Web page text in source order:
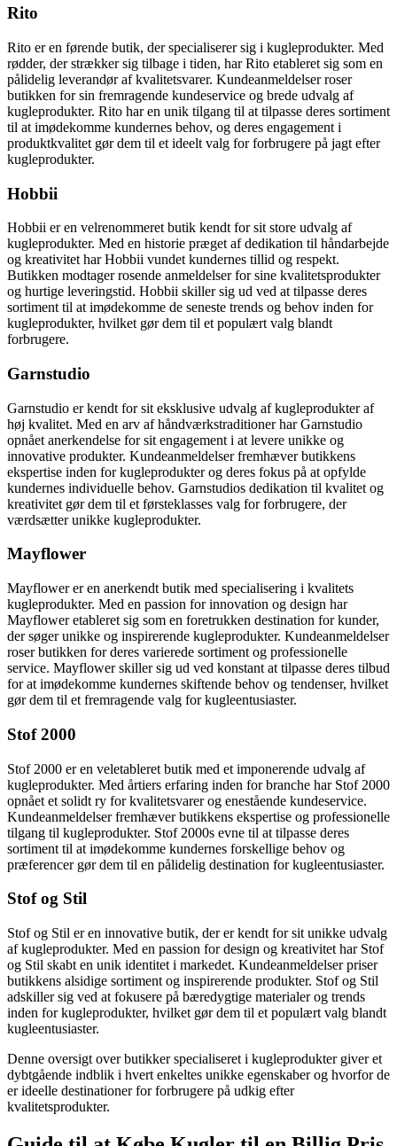
Rito
Rito er en førende butik, der specialiserer sig i kugleprodukter. Med
rødder, der strækker sig tilbage i tiden, har Rito etableret sig som en
pålidelig leverandør af kvalitetsvarer. Kundeanmeldelser roser
butikken for sin fremragende kundeservice og brede udvalg af
kugleprodukter. Rito har en unik tilgang til at tilpasse deres sortiment
til at imødekomme kundernes behov, og deres engagement i
produktkvalitet gør dem til et ideelt valg for forbrugere på jagt efter
kugleprodukter.
Hobbii
Hobbii er en velrenommeret butik kendt for sit store udvalg af
kugleprodukter. Med en historie præget af dedikation til håndarbejde
og kreativitet har Hobbii vundet kundernes tillid og respekt.
Butikken modtager rosende anmeldelser for sine kvalitetsprodukter
og hurtige leveringstid. Hobbii skiller sig ud ved at tilpasse deres
sortiment til at imødekomme de seneste trends og behov inden for
kugleprodukter, hvilket gør dem til et populært valg blandt
forbrugere.
Garnstudio
Garnstudio er kendt for sit eksklusive udvalg af kugleprodukter af
høj kvalitet. Med en arv af håndværkstraditioner har Garnstudio
opnået anerkendelse for sit engagement i at levere unikke og
innovative produkter. Kundeanmeldelser fremhæver butikkens
ekspertise inden for kugleprodukter og deres fokus på at opfylde
kundernes individuelle behov. Garnstudios dedikation til kvalitet og
kreativitet gør dem til et førsteklasses valg for forbrugere, der
værdsætter unikke kugleprodukter.
Mayflower
Mayflower er en anerkendt butik med specialisering i kvalitets
kugleprodukter. Med en passion for innovation og design har
Mayflower etableret sig som en foretrukken destination for kunder,
der søger unikke og inspirerende kugleprodukter. Kundeanmeldelser
roser butikken for deres varierede sortiment og professionelle
service. Mayflower skiller sig ud ved konstant at tilpasse deres tilbud
for at imødekomme kundernes skiftende behov og tendenser, hvilket
gør dem til et fremragende valg for kugleentusiaster.
Stof 2000
Stof 2000 er en veletableret butik med et imponerende udvalg af
kugleprodukter. Med årtiers erfaring inden for branche har Stof 2000
opnået et solidt ry for kvalitetsvarer og enestående kundeservice.
Kundeanmeldelser fremhæver butikkens ekspertise og professionelle
tilgang til kugleprodukter. Stof 2000s evne til at tilpasse deres
sortiment til at imødekomme kundernes forskellige behov og
præferencer gør dem til en pålidelig destination for kugleentusiaster.
Stof og Stil
Stof og Stil er en innovative butik, der er kendt for sit unikke udvalg
af kugleprodukter. Med en passion for design og kreativitet har Stof
og Stil skabt en unik identitet i markedet. Kundeanmeldelser priser
butikkens alsidige sortiment og inspirerende produkter. Stof og Stil
adskiller sig ved at fokusere på bæredygtige materialer og trends
inden for kugleprodukter, hvilket gør dem til et populært valg blandt
kugleentusiaster.
Denne oversigt over butikker specialiseret i kugleprodukter giver et
dybtgående indblik i hvert enkeltes unikke egenskaber og hvorfor de
er ideelle destinationer for forbrugere på udkig efter
kvalitetsprodukter.